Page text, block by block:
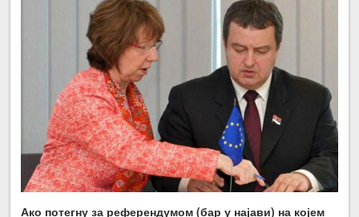
Ако потегну за референдумом (бар у најави) на којем